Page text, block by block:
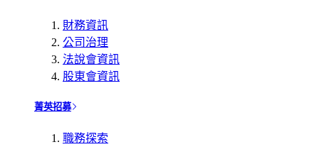
財務資訊
公司治理
法說會資訊
股東會資訊
菁英招募
職務探索